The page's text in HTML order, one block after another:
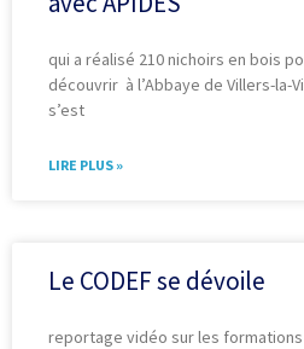
qui a réalisé 210 nichoirs en bois
découvrir à l’Abbaye de Villers-la-
s’est
LIRE PLUS »
Le CODEF se dévoile
reportage vidéo sur les formations